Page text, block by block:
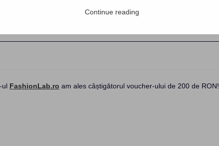
are un câstigător
ul FashionLab.ro am ales câștigătorul voucher-ului de 200 de RON!
Continue reading